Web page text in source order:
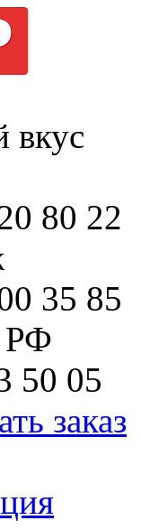
вкус
80 22
35 85
РФ
50 05
заказ